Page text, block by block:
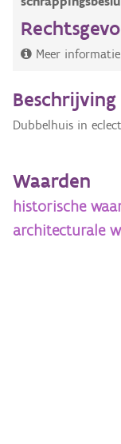
Meer
Beschrijving
Dubbelhuis in
Waarden
historische
architecturale